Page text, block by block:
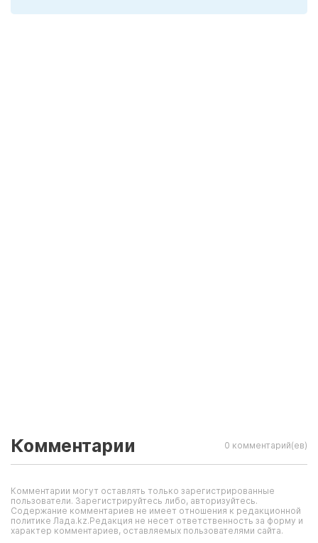
Комментарии 0 комментарий(ев)
Комментарии могут оставлять только зарегистрированные
пользователи. Зарегистрируйтесь либо, авторизуйтесь.
Содержание комментариев не имеет отношения к редакционной
политике Лада.kz.Редакция не несет ответственность за форму и
характер комментариев, оставляемых пользователями сайта.